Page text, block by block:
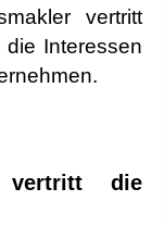
vertritt
Interessen
vertritt die